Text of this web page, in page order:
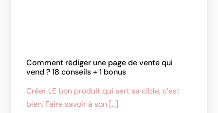
Comment rédiger une page de vente qui
vend ? 18 conseils + 1 bonus
Créer LE bon produit qui sert sa cible, c’est
bien. Faire savoir à son […]